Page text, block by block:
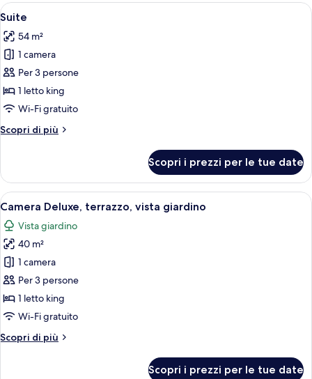
letto
Apri
tutte
le
foto
per
Suite
Una camera d'hotel moderna con
7
Suite
54 m²
1 camera
Per 3 persone
1 letto king
Wi-Fi gratuito
Scopri di più
Altri
Scopri i prezzi per le tue date
Apri
tutte
le
foto
per
Camera
Deluxe,
terrazzo,
giardino
Una camera d'albergo moderna
9
Camera Deluxe, terrazzo, vista giardino
Vista giardino
40 m²
1 camera
Per 3 persone
1 letto king
Wi-Fi gratuito
Scopri di più
Altri
Scopri i prezzi per le tue date